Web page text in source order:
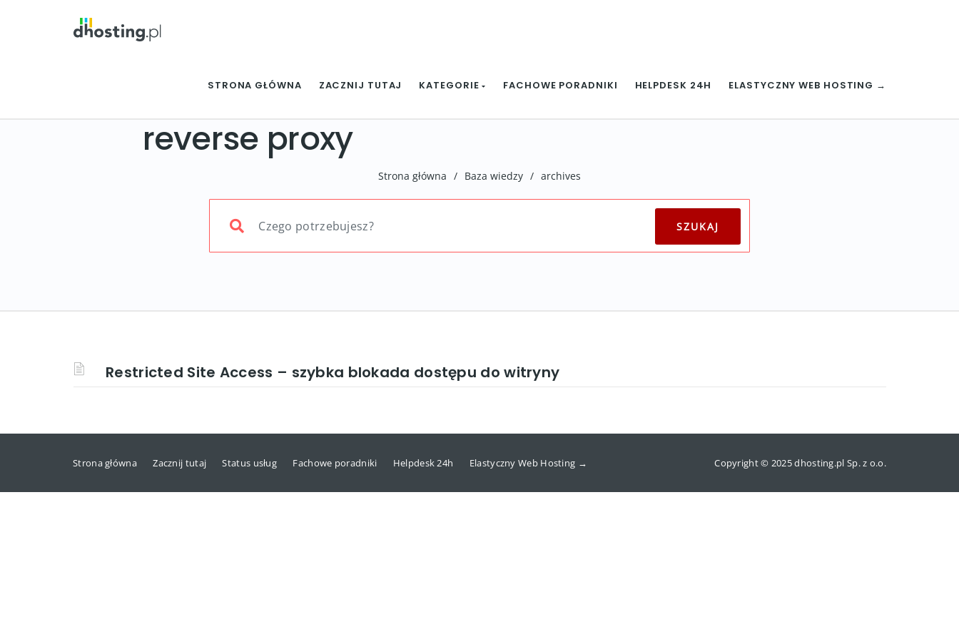
STRONA GŁÓWNA ZACZNIJ TUTAJ KATEGORIE FACHOWE PORADNIKI HELPDESK 24H ELASTYCZNY WEB HOSTING →
reverse proxy
Strona główna / Baza wiedzy / archives
Restricted Site Access – szybka blokada dostępu do witryny
Strona główna Zacznij tutaj Status usług Fachowe poradniki Helpdesk 24h Elastyczny Web Hosting → Copyright © 2025 dhosting.pl Sp. z o.o.